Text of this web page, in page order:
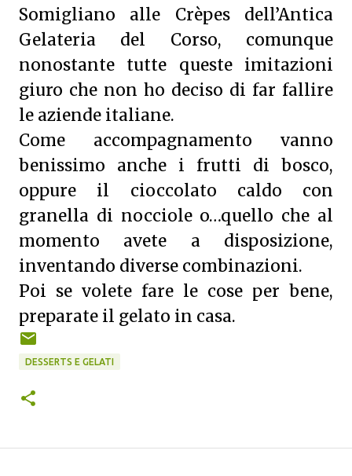
Somigliano alle Crèpes dell’Antica
Gelateria del Corso, comunque
nonostante tutte queste imitazioni
giuro che non ho deciso di far fallire
le aziende italiane.
Come accompagnamento vanno
benissimo anche i frutti di bosco,
oppure il cioccolato caldo con
granella di nocciole o…quello che al
momento avete a disposizione,
inventando diverse combinazioni.
Poi se volete fare le cose per bene,
preparate il gelato in casa.
DESSERTS E GELATI